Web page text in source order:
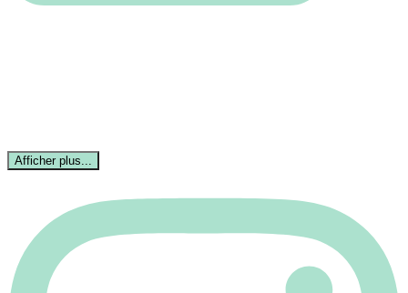
Afficher plus...